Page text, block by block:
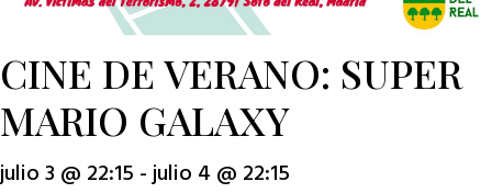
CINE DE VERANO: SUPER
MARIO GALAXY
julio 3 @ 22:15 -julio 4 @ 22:15